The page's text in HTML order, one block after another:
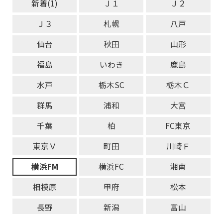
新着(1) Ｊ１
Ｊ２
Ｊ３
札幌
八戸
仙台
秋田
山形
福島
いわき
鹿島
水戸
栃木SC
栃木Ｃ
群馬
浦和
大宮
千葉
柏
FC東京
東京Ｖ
町田
川崎Ｆ
横浜FM
横浜FC
湘南
相模原
甲府
松本
長野
新潟
富山